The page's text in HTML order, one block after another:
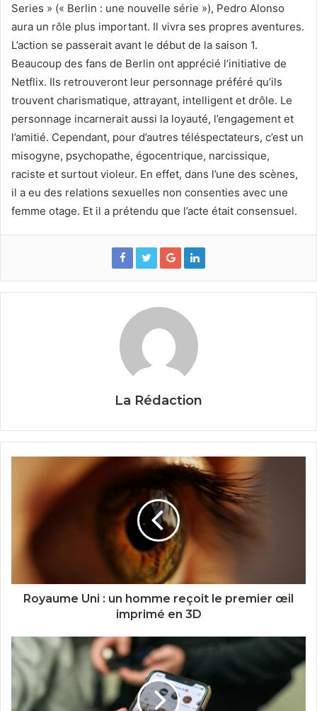
Series » (« Berlin : une nouvelle série »), Pedro Alonso
aura un rôle plus important. Il vivra ses propres aventures.
L’action se passerait avant le début de la saison 1.
Beaucoup des fans de Berlin ont apprécié l’initiative de
Netflix. Ils retrouveront leur personnage préféré qu’ils
trouvent charismatique, attrayant, intelligent et drôle. Le
personnage incarnerait aussi la loyauté, l’engagement et
l’amitié. Cependant, pour d’autres téléspectateurs, c’est un
misogyne, psychopathe, égocentrique, narcissique,
raciste et surtout violeur. En effet, dans l’une des scènes,
il a eu des relations sexuelles non consenties avec une
femme otage. Et il a prétendu que l’acte était consensuel.
La Rédaction
Royaume Uni : un homme reçoit le premier œil
imprimé en 3D